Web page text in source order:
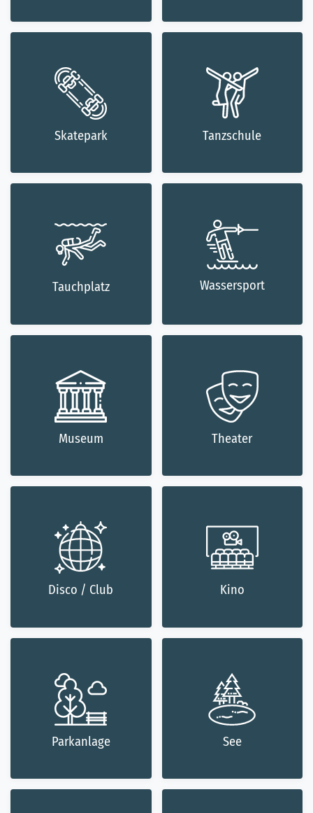
Skatepark Tanzschule
Tauchplatz Wassersport
Museum Theater
Disco / Club Kino
Parkanlage See